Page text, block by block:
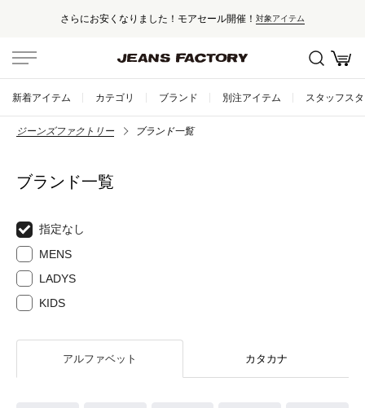
さらにお安くなりました！モアセール開催！ 対象アイテム
新着アイテム カテゴリ ブランド 別注アイテム スタッフス
ジーンズファクトリー ブランド一覧
ブランド一覧
指定なし
MENS
LADYS
KIDS
アルファベット カタカナ